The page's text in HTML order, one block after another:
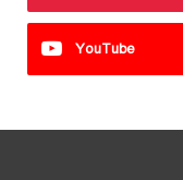
YouTube